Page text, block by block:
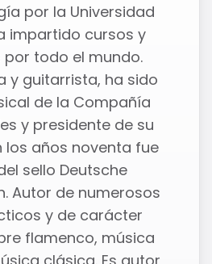
por la Universidad
impartido cursos y
por todo el mundo.
y guitarrista, ha sido
de la Compañía
y presidente de su
los años noventa fue
sello Deutsche
Autor de numerosos
y de carácter
flamenco, música